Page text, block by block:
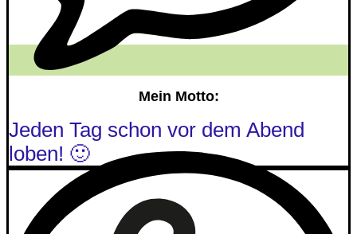
Mein Motto:
Jeden Tag schon vor dem Abend
loben! 🙂